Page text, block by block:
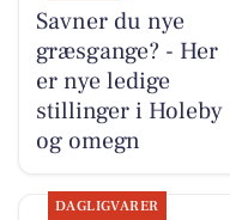
Savner du nye
græsgange? - Her
er nye ledige
stillinger i Holeby
og omegn
DAGLIGVARER